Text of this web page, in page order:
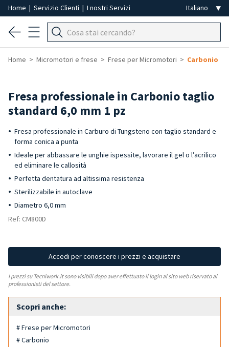
Home | Servizio Clienti | I nostri Servizi
Home Micromotori e frese Frese per Micromotori Carbonio
Fresa professionale in Carbonio taglio
standard 6,0 mm 1 pz
Fresa professionale in Carburo di Tungsteno con taglio standard e
forma conica a punta
Ideale per abbassare le unghie ispessite, lavorare il gel o l’acrilico
ed eliminare le callosità
Perfetta dentatura ad altissima resistenza
Sterilizzabile in autoclave
Diametro 6,0 mm
Ref: CM800D
Accedi per conoscere i prezzi e acquistare
I prezzi su Tecniwork.it sono visibili dopo aver effettuato il login al sito web riservato ai
professionisti del settore.
Scopri anche:
# Frese per Micromotori
# Carbonio